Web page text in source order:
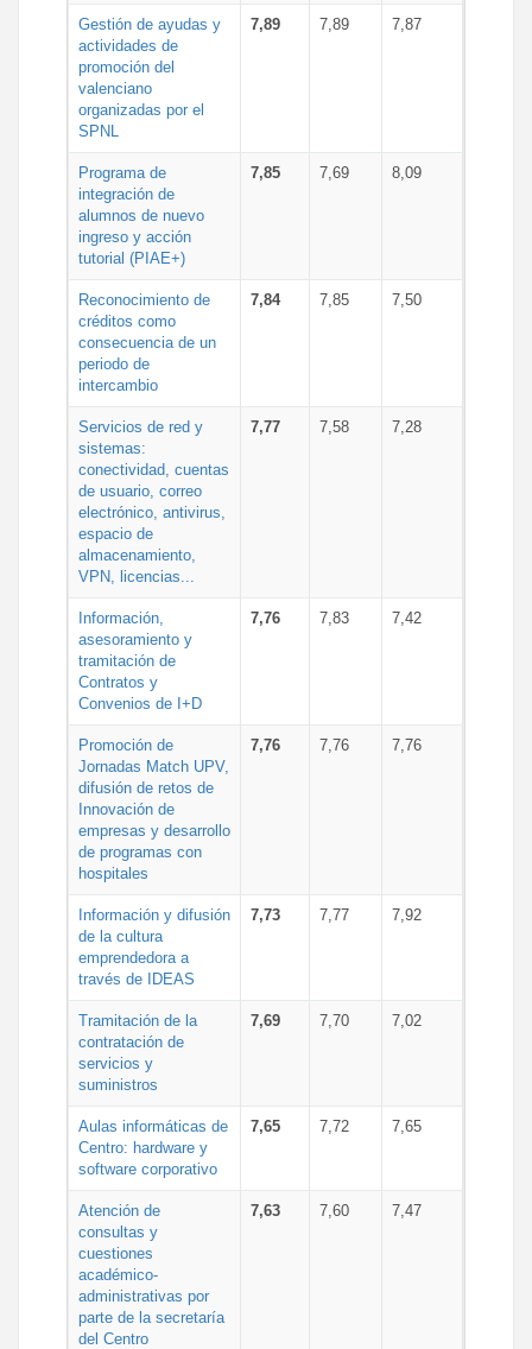
Gestión de ayudas y
actividades de
promoción del
valenciano
organizadas por el
SPNL
7,89 7,89 7,87
Programa de
integración de
alumnos de nuevo
ingreso y acción
tutorial (PIAE+)
7,85 7,69 8,09
Reconocimiento de
créditos como
consecuencia de un
periodo de
intercambio
7,84 7,85 7,50
Servicios de red y
sistemas:
conectividad, cuentas
de usuario, correo
electrónico, antivirus,
espacio de
almacenamiento,
VPN, licencias...
7,77 7,58 7,28
Información,
asesoramiento y
tramitación de
Contratos y
Convenios de I+D
7,76 7,83 7,42
Promoción de
Jornadas Match UPV,
difusión de retos de
Innovación de
empresas y desarrollo
de programas con
hospitales
7,76 7,76 7,76
Información y difusión
de la cultura
emprendedora a
través de IDEAS
7,73 7,77 7,92
Tramitación de la
contratación de
servicios y
suministros
7,69 7,70 7,02
Aulas informáticas de
Centro: hardware y
software corporativo
7,65 7,72 7,65
Atención de
consultas y
cuestiones
académico-
administrativas por
parte de la secretaría
del Centro
7,63 7,60 7,47